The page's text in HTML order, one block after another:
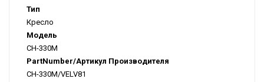
Тип
Кресло
Модель
CH-330M
PartNumber/Артикул Производителя
CH-330M/VELV81